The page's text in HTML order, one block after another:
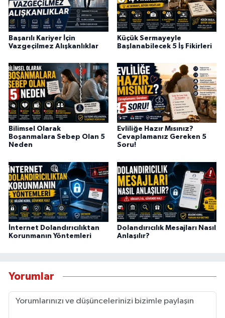
Başarılı Kariyer İçin
Vazgeçilmez Alışkanlıklar
Küçük Sermayeyle
Başlanabilecek 5 İş Fikirleri
Bilimsel Olarak
Boşanmalara Sebep Olan 5
Neden
Evliliğe Hazır Mısınız?
Cevaplamanız Gereken 5
Soru!
İnternet Dolandırıcılıktan
Korunmanın Yöntemleri
Dolandırıcılık Mesajları Nasıl
Anlaşılır?
Yorumlar